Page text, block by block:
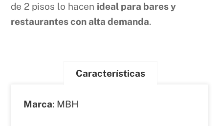
de 2 pisos lo hacen ideal para bares y
restaurantes con alta demanda.
Características
Marca: MBH